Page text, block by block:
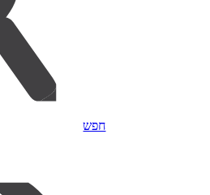
חפש